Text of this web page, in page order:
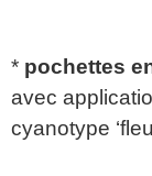
* pochettes
avec
cyanotype